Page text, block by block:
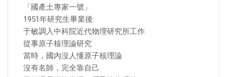
「國產土專家一號」
1951年研究生畢業後
于敏調入中科院近代物理研究所工作
從事原子核理論研究
當時，國內沒人懂原子核理論
沒有名師，完全靠自己